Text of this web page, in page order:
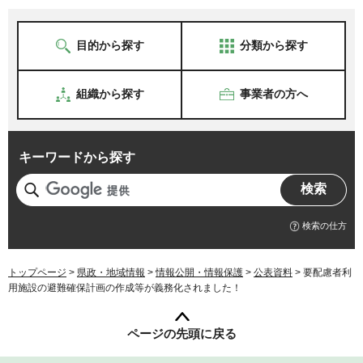
目的から探す 分類から探す
組織から探す 事業者の方へ
キーワードから探す
検索の仕方
トップページ > 県政・地域情報 >情報公開・情報保護 > 公表資料 > 要配慮者利
用施設の避難確保計画の作成等が義務化されました！
ページの先頭に戻る